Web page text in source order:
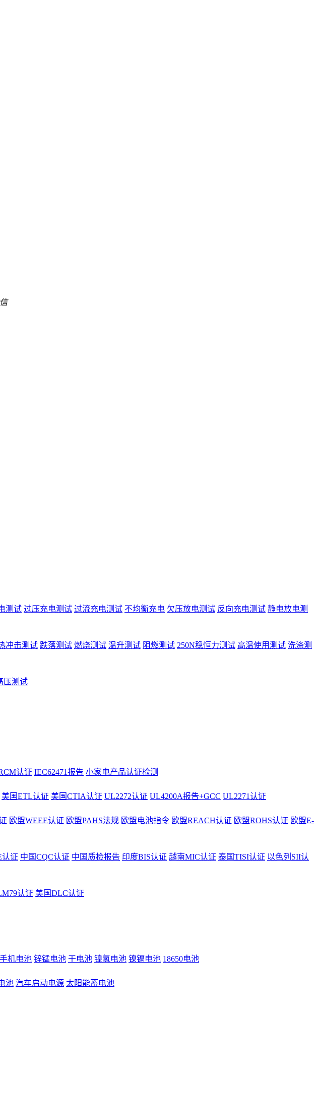
测试 过压充电测试 过流充电测试 不均衡充电 欠压放电测试 反向充电测试 静电放电测
冲击测试 跌落测试 燃烧测试 温升测试 阻燃测试 250N稳恒力测试 高温使用测试 洗涤测
压测试
认证 IEC62471报告 小家电产品认证检测
美国ETL认证 美国CTIA认证 UL2272认证 UL4200A报告+GCC UL2271认证
欧盟WEEE认证 欧盟PAHS法规 欧盟电池指令 欧盟REACH认证 欧盟ROHS认证 欧盟E-
认证 中国CQC认证 中国质检报告 印度BIS认证 越南MIC认证 泰国TISI认证 以色列SII认
认证 美国DLC认证
手机电池 锌锰电池 干电池 镍氢电池 镍镉电池 18650电池
池 汽车启动电源 太阳能蓄电池